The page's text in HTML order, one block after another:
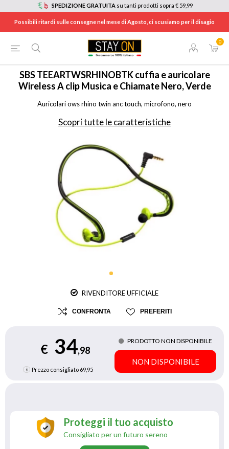
SPEDIZIONE GRATUITA su tanti prodotti sopra € 59,99
Possibili ritardi sulle consegne nel mese di Agosto, ci scusiamo per il disagio
0
/ CUFFIE E AURICOLARI / AURICOLARI TEEARTWSRHINOBTK
SBS TEEARTWSRHINOBTK cuffia e auricolare
Wireless A clip Musica e Chiamate Nero, Verde
Auricolari ows rhino twin anc touch, microfono, nero
Scopri tutte le caratteristiche
RIVENDITORE UFFICIALE
CONFRONTA PREFERITI
€ 34,98
Prezzo consigliato 69,95
PRODOTTO NON DISPONIBILE
NON DISPONIBILE
Proteggi il tuo acquisto
Consigliato per un futuro sereno